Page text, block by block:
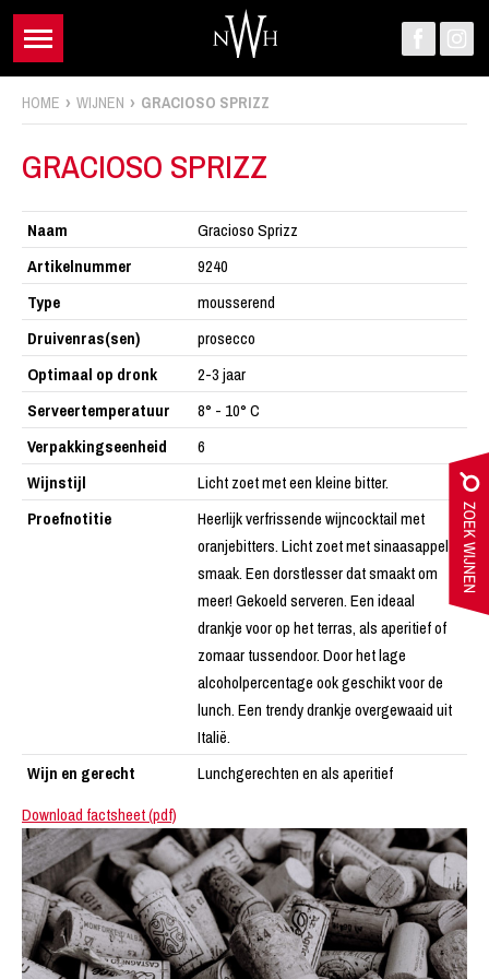
HOME WIJNEN GRACIOSO SPRIZZ
GRACIOSO SPRIZZ
Naam
Gracioso Sprizz
Artikelnummer
9240
Type
mousserend
Druivenras(sen)
prosecco
Optimaal op dronk
2-3 jaar
Serveertemperatuur
8° - 10° C
Verpakkingseenheid
6
Wijnstijl
Licht zoet met een kleine bitter.
Proefnotitie
Heerlijk verfrissende wijncocktail met
oranjebitters. Licht zoet met sinaasappel
smaak. Een dorstlesser dat smaakt om
meer! Gekoeld serveren. Een ideaal
drankje voor op het terras, als aperitief of
zomaar tussendoor. Door het lage
alcoholpercentage ook geschikt voor de
lunch. Een trendy drankje overgewaaid uit
Italië.
Wijn en gerecht
Lunchgerechten en als aperitief
Download factsheet (pdf)